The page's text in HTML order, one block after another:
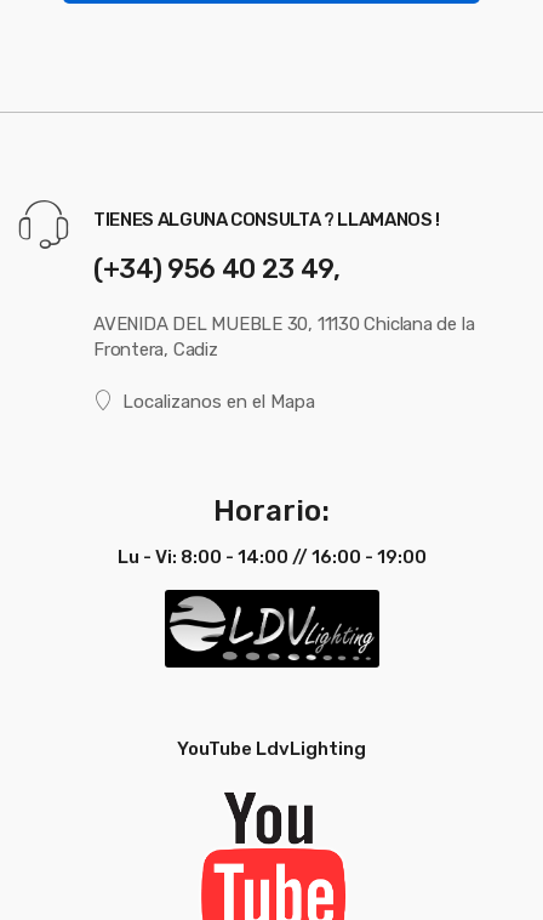
TIENES ALGUNA CONSULTA ? LLAMANOS !
(+34) 956 40 23 49,
AVENIDA DEL MUEBLE 30, 11130 Chiclana de la
Frontera, Cadiz
Localizanos en el Mapa
Horario:
Lu - Vi: 8:00 - 14:00 // 16:00 - 19:00
YouTube LdvLighting